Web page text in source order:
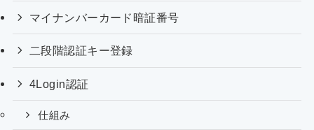
マイナンバーカード暗証番号
二段階認証キー登録
4Login認証
仕組み